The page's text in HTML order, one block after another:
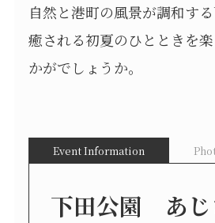
自然と港町の風景が調和す
癒される初夏のひとときを
かがでしょうか。
Event Information
下田公園 あじ